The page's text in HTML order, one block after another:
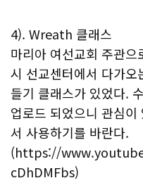
4). Wreath 클래스
마리아 여선교회 주관
시 선교센터에서 다가
들기 클래스가 있었다.
업로드 되었으니 관심
서 사용하기를 바란다.
(https://
cDhDMFbs)